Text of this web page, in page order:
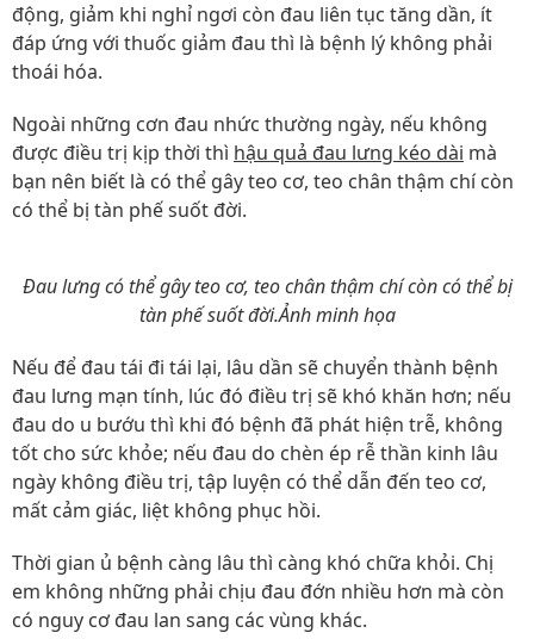
động, giảm khi nghỉ ngơi còn đau liên tục tăng dần, ít
đáp ứng với thuốc giảm đau thì là bệnh lý không phải
thoái hóa.
Ngoài những cơn đau nhức thường ngày, nếu không
được điều trị kịp thời thì hậu quả đau lưng kéo dài mà
bạn nên biết là có thể gây teo cơ, teo chân thậm chí còn
có thể bị tàn phế suốt đời.
Đau lưng có thể gây teo cơ, teo chân thậm chí còn có thể bị
tàn phế suốt đời.Ảnh minh họa
Nếu để đau tái đi tái lại, lâu dần sẽ chuyển thành bệnh
đau lưng mạn tính, lúc đó điều trị sẽ khó khăn hơn; nếu
đau do u bướu thì khi đó bệnh đã phát hiện trễ, không
tốt cho sức khỏe; nếu đau do chèn ép rễ thần kinh lâu
ngày không điều trị, tập luyện có thể dẫn đến teo cơ,
mất cảm giác, liệt không phục hồi.
Thời gian ủ bệnh càng lâu thì càng khó chữa khỏi. Chị
em không những phải chịu đau đớn nhiều hơn mà còn
có nguy cơ đau lan sang các vùng khác.